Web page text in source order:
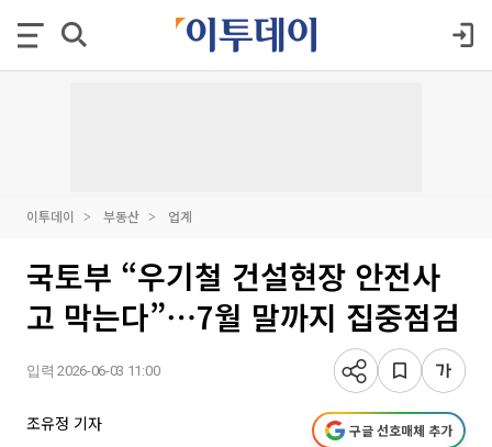
이투데이 부동산 업계
국토부 “우기철 건설현장 안전사
고 막는다”⋯7월 말까지 집중점검
입력 2026-06-03 11:00
조유정 기자 구글 선호매체 추가